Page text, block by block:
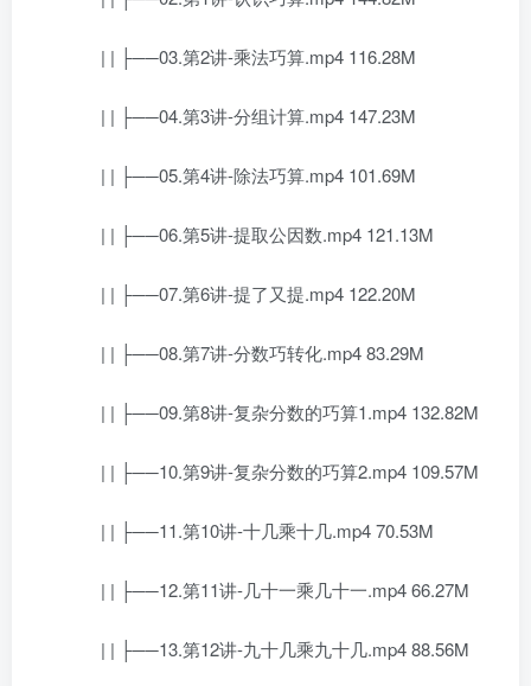
| | ├──03.第2讲-乘法巧算.mp4 116.28M
| | ├──04.第3讲-分组计算.mp4 147.23M
| | ├──05.第4讲-除法巧算.mp4 101.69M
| | ├──06.第5讲-提取公因数.mp4 121.13M
| | ├──07.第6讲-提了又提.mp4 122.20M
| | ├──08.第7讲-分数巧转化.mp4 83.29M
| | ├──09.第8讲-复杂分数的巧算1.mp4 132.82M
| | ├──10.第9讲-复杂分数的巧算2.mp4 109.57M
| | ├──11.第10讲-十几乘十几.mp4 70.53M
| | ├──12.第11讲-几十一乘几十一.mp4 66.27M
| | ├──13.第12讲-九十几乘九十几.mp4 88.56M